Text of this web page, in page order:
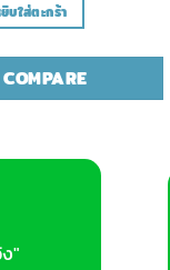
บใส่ตะกร้า
COMPARE
"